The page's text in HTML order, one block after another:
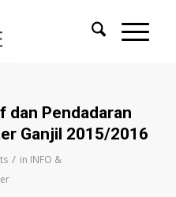
dan Pendadaran
Ganjil 2015/2016
/ in INFO &